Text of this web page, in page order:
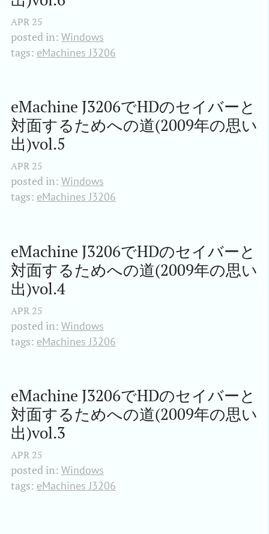
APR 25
posted in: Windows
tags: eMachines J3206
eMachine J3206でHDのセイバーと
対面するためへの道(2009年の思い
出)vol.5
APR 25
posted in: Windows
tags: eMachines J3206
eMachine J3206でHDのセイバーと
対面するためへの道(2009年の思い
出)vol.4
APR 25
posted in: Windows
tags: eMachines J3206
eMachine J3206でHDのセイバーと
対面するためへの道(2009年の思い
出)vol.3
APR 25
posted in: Windows
tags: eMachines J3206